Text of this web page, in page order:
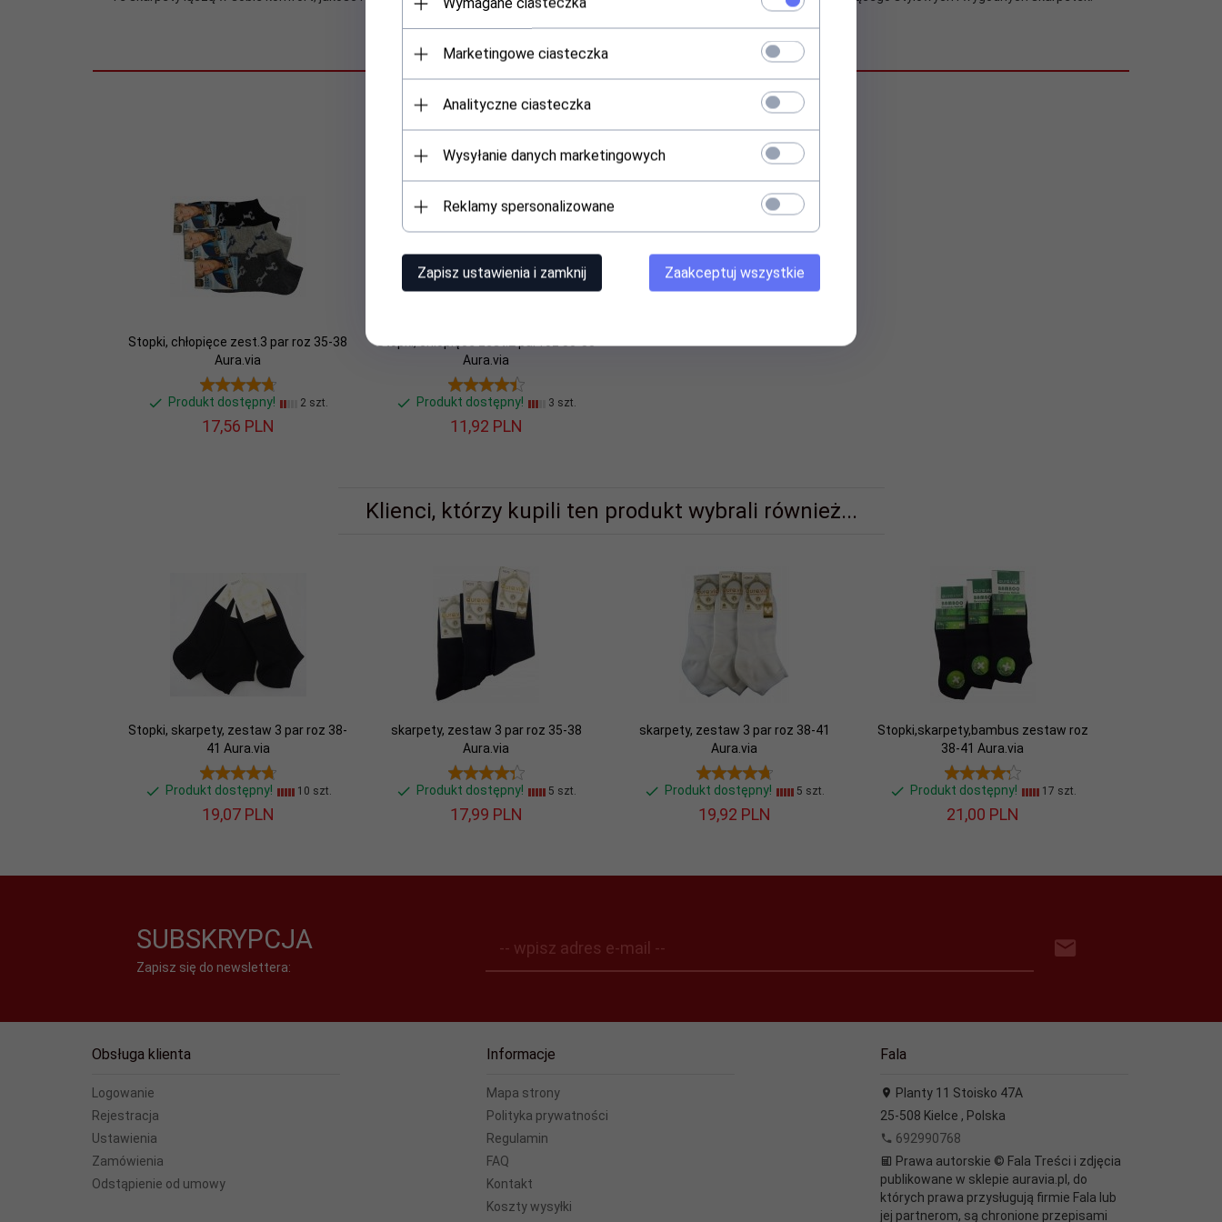
85% bawełny,10% poliamid, 5% elastan
Nowy
tak
Polecamy
Stopki, chłopięce zest.3 par roz 35-38
Aura.via
Produkt dostępny! 2 szt.
17,56 PLN
Stopki, chłopięce zest.2 par roz 35-38
Aura.via
Produkt dostępny! 3 szt.
11,92 PLN
Klienci, którzy kupili ten produkt wybrali również...
Stopki, skarpety, zestaw 3 par roz 38-
41 Aura.via
Produkt dostępny! 10 szt.
19,07 PLN
skarpety, zestaw 3 par roz 35-38
Aura.via
Produkt dostępny! 5 szt.
17,99 PLN
skarpety, zestaw 3 par roz 38-41
Aura.via
Produkt dostępny! 5 szt.
19,92 PLN
Stopki,skarpety,bambus zestaw roz
38-41 Aura.via
Produkt dostępny! 17 szt.
21,00 PLN
SUBSKRYPCJA
Zapisz się do newslettera:
-- wpisz adres e-mail --
Obsługa klienta
Logowanie
Rejestracja
Ustawienia
Zamówienia
Odstąpienie od umowy
Informacje
Mapa strony
Polityka prywatności
Regulamin
FAQ
Kontakt
Koszty wysyłki
Fala
Planty 11 Stoisko 47A
25-508 Kielce , Polska
692990768
Prawa autorskie © Fala Treści i zdjęcia
publikowane w sklepie auravia.pl, do
których prawa przysługują firmie Fala lub
jej partnerom, są chronione przepisami
Marketingowe ciasteczka
Analityczne ciasteczka
Wysyłanie danych marketingowych
Reklamy spersonalizowane
Zapisz ustawienia i zamknij Zaakceptuj wszystkie